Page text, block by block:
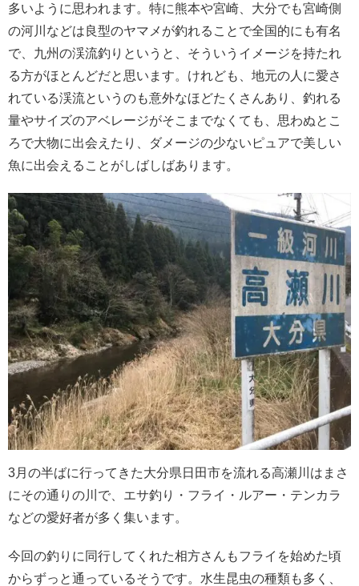
多いように思われます。特に熊本や宮崎、大分でも宮崎側
の河川などは良型のヤマメが釣れることで全国的にも有名
で、九州の渓流釣りというと、そういうイメージを持たれ
る方がほとんどだと思います。けれども、地元の人に愛さ
れている渓流というのも意外なほどたくさんあり、釣れる
量やサイズのアベレージがそこまでなくても、思わぬとこ
ろで大物に出会えたり、ダメージの少ないピュアで美しい
魚に出会えることがしばしばあります。
3月の半ばに行ってきた大分県日田市を流れる高瀬川はまさ
にその通りの川で、エサ釣り・フライ・ルアー・テンカラ
などの愛好者が多く集います。
今回の釣りに同行してくれた相方さんもフライを始めた頃
からずっと通っているそうです。水生昆虫の種類も多く、